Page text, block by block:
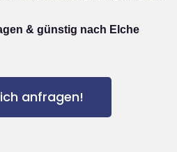
& günstig nach Elche
anfragen!